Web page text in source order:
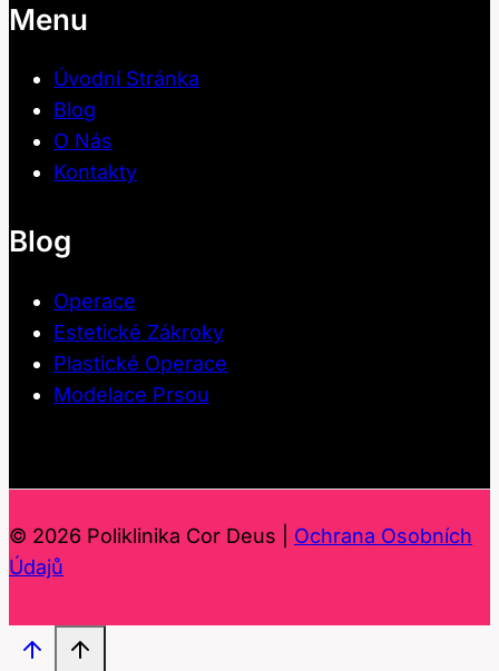
Menu
Úvodní Stránka
Blog
O Nás
Kontakty
Blog
Operace
Estetické Zákroky
Plastické Operace
Modelace Prsou
© 2026 Poliklinika Cor Deus | Ochrana Osobních
Údajů